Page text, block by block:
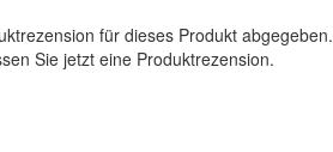
für dieses Produkt abgegeben.
Sie jetzt eine Produktrezension.